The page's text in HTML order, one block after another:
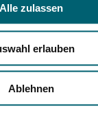
Alle zulassen
erlauben
Ablehnen